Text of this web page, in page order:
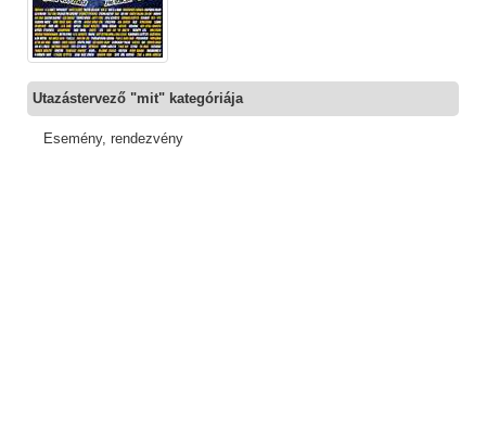
Utazástervező "mit" kategóriája
Esemény, rendezvény